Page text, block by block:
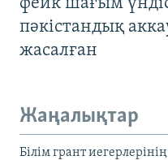
фейк шағым
пәкістандық
жасалған
Жаңалықтар
Білім грант